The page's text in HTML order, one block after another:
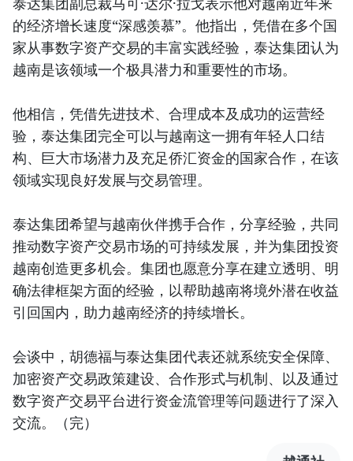
的经济增长速度“深感羡慕”。他指出，凭借在多个国
家从事数字资产交易的丰富实践经验，泰达集团认为
越南是该领域一个极具潜力和重要性的市场。
他相信，凭借先进技术、合理成本及成功的运营经
验，泰达集团完全可以与越南这一拥有年轻人口结
构、巨大市场潜力及充足侨汇资金的国家合作，在该
领域实现良好发展与交易管理。
泰达集团希望与越南伙伴携手合作，分享经验，共同
推动数字资产交易市场的可持续发展，并为集团投资
越南创造更多机会。集团也愿意分享在建立透明、明
确法律框架方面的经验，以帮助越南将境外潜在收益
引回国内，助力越南经济的持续增长。
会谈中，胡德福与泰达集团代表还就系统安全保障、
加密资产交易政策建设、合作形式与机制、以及通过
数字资产交易平台进行资金流管理等问题进行了深入
交流。（完）